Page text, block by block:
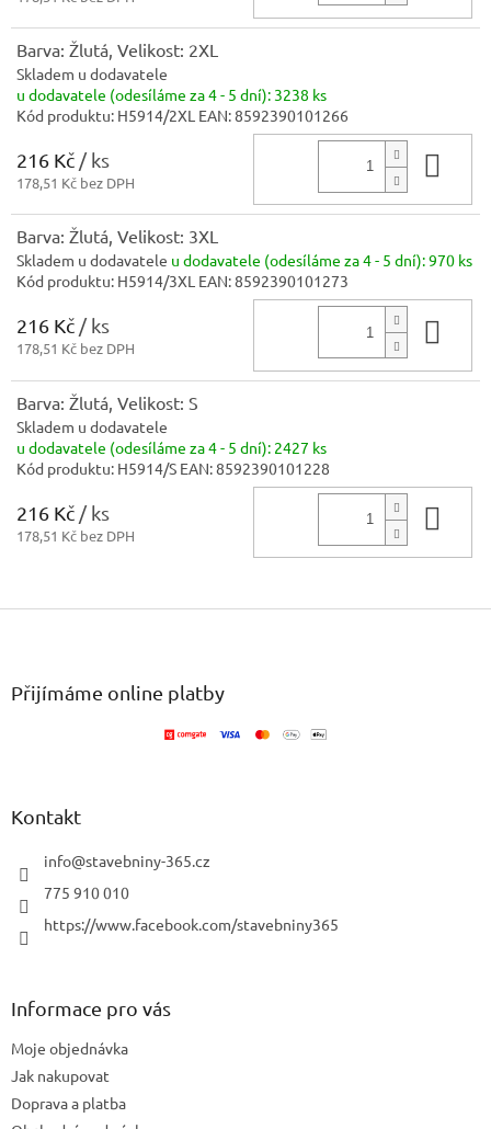
Barva: Žlutá, Velikost: 2XL
Skladem u dodavatele
u dodavatele (odesíláme za 4 - 5 dní): 3238 ks
Kód produktu: H5914/2XL EAN:8592390101266
216 Kč / ks
178,51 Kč bez DPH
Barva: Žlutá, Velikost: 3XL
Skladem u dodavatele u dodavatele (odesíláme za 4 - 5 dní):970 ks
Kód produktu: H5914/3XL EAN:8592390101273
216 Kč / ks
178,51 Kč bez DPH
Barva: Žlutá, Velikost: S
Skladem u dodavatele
u dodavatele (odesíláme za 4 - 5 dní): 2427 ks
Kód produktu: H5914/S EAN:8592390101228
216 Kč / ks
178,51 Kč bez DPH
Z
Přijímáme online platby
Kontakt
info@stavebniny-365.cz
775 910 010
https://www.facebook.com/stavebniny365
Informace pro vás
Moje objednávka
Jak nakupovat
Doprava a platba